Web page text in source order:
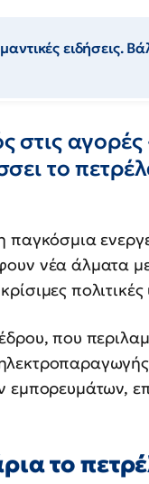
ειδήσεις.
στις
το
παγκόσμια
νέα άλματα
που
εμπορευμάτων,
το